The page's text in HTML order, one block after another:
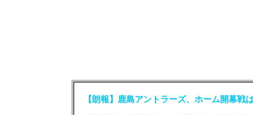
【朗報】鹿島アントラーズ、ホーム開幕戦